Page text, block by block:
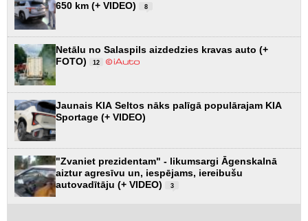
650 km (+ VIDEO) 8
Netālu no Salaspils aizdedzies kravas auto (+
FOTO)
12
Jaunais KIA Seltos nāks palīgā populārajam KIA
Sportage (+ VIDEO)
"Zvaniet prezidentam" - likumsargi Āgenskalnā
aiztur agresīvu un, iespējams, iereibušu
autovadītāju (+ VIDEO)
3